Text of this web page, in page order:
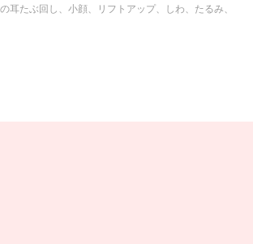
たぶ回し、小顔、リフトアップ、しわ、たるみ、